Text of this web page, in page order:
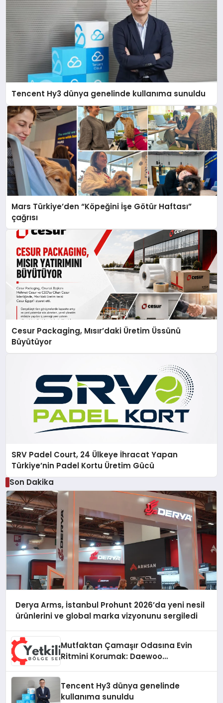
Tencent Hy3 dünya genelinde kullanıma sunuldu
Mars Türkiye’den “Köpeğini İşe Götür Haftası”
çağrısı
Cesur Packaging, Mısır’daki Üretim Üssünü
Büyütüyor
SRV Padel Court, 24 Ülkeye İhracat Yapan
Türkiye’nin Padel Kortu Üretim Gücü
Son Dakika
Derya Arms, İstanbul Prohunt 2026’da yeni nesil
ürünlerini ve global marka vizyonunu sergiledi
Mutfaktan Çamaşır Odasına Evin
Ritmini Korumak: Daewoo
Tencent Hy3 dünya genelinde
kullanıma sunuldu